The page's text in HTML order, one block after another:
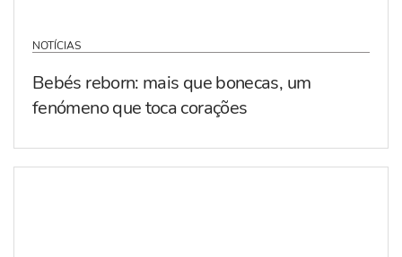
NOTÍCIAS
Bebés reborn: mais que bonecas, um
fenómeno que toca corações